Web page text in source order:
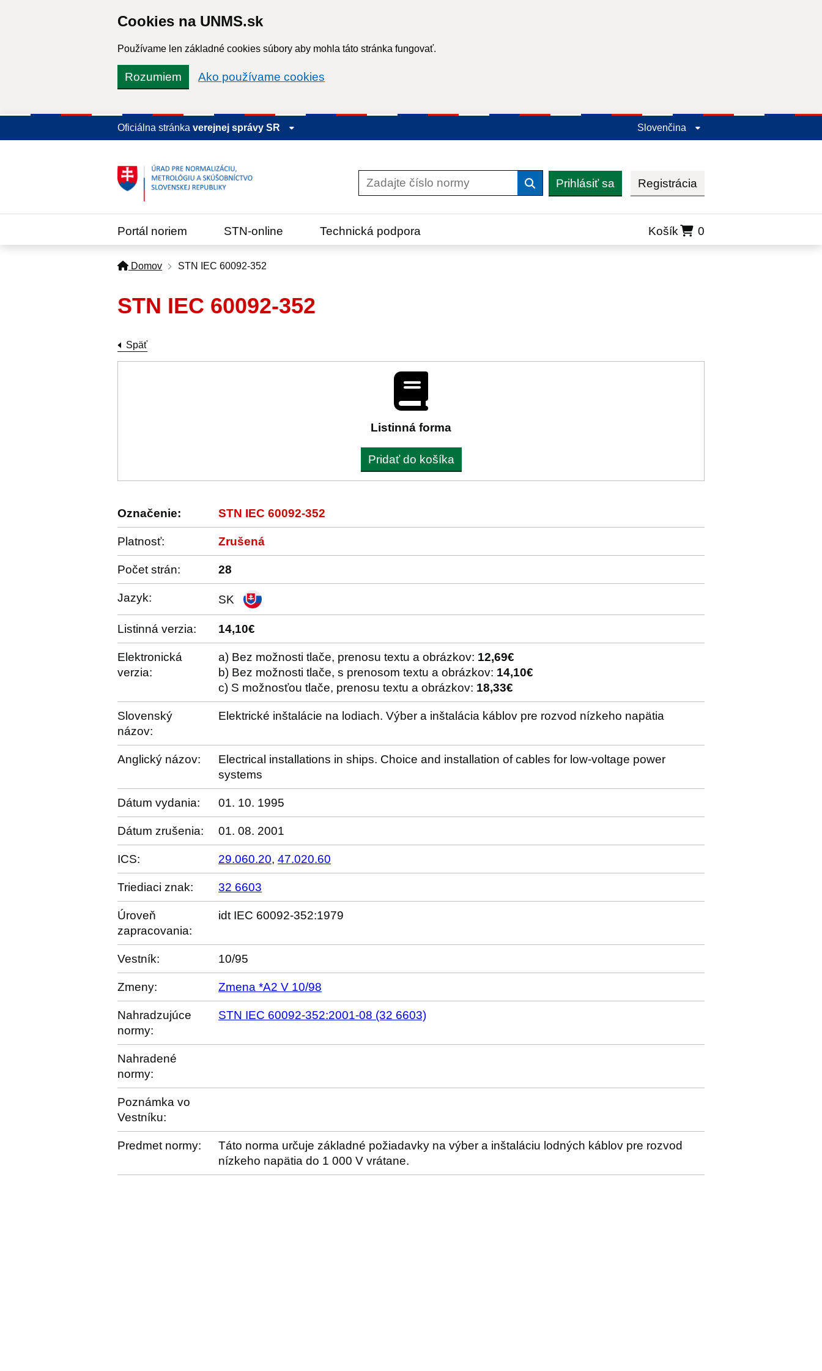
Cookies na UNMS.sk
Používame len základné cookies súbory aby mohla táto stránka fungovať.
Rozumiem Ako používame cookies
Oficiálna stránka verejnej správy SR Slovenčina
VyhľadaťPrihlásiť sa Registrácia
Portál noriem STN-online Technická podpora Košík 0
Domov STN IEC 60092-352
STN IEC 60092-352
Späť
Listinná forma
Pridať do košíka
Označenie: STN IEC 60092-352
Platnosť: Zrušená
Počet strán: 28
Jazyk: SK
Listinná verzia: 14,10€
Elektronická
verzia:
a) Bez možnosti tlače, prenosu textu a obrázkov: 12,69€
b) Bez možnosti tlače, s prenosom textu a obrázkov: 14,10€
c) S možnosťou tlače, prenosu textu a obrázkov: 18,33€
Slovenský
názov:
Elektrické inštalácie na lodiach. Výber a inštalácia káblov pre rozvod nízkeho napätia
Anglický názov:
Electrical installations in ships. Choice and installation of cables for low-voltage power
systems
Dátum vydania: 01. 10. 1995
Dátum zrušenia: 01. 08. 2001
ICS: 29.060.20, 47.020.60
Triediaci znak: 32 6603
Úroveň
zapracovania:
idt IEC 60092-352:1979
Vestník: 10/95
Zmeny: Zmena *A2 V 10/98
Nahradzujúce
normy:
STN IEC 60092-352:2001-08 (32 6603)
Nahradené
normy:
Poznámka vo
Vestníku:
Predmet normy:
Táto norma určuje základné požiadavky na výber a inštaláciu lodných káblov pre rozvod
nízkeho napätia do 1 000 V vrátane.